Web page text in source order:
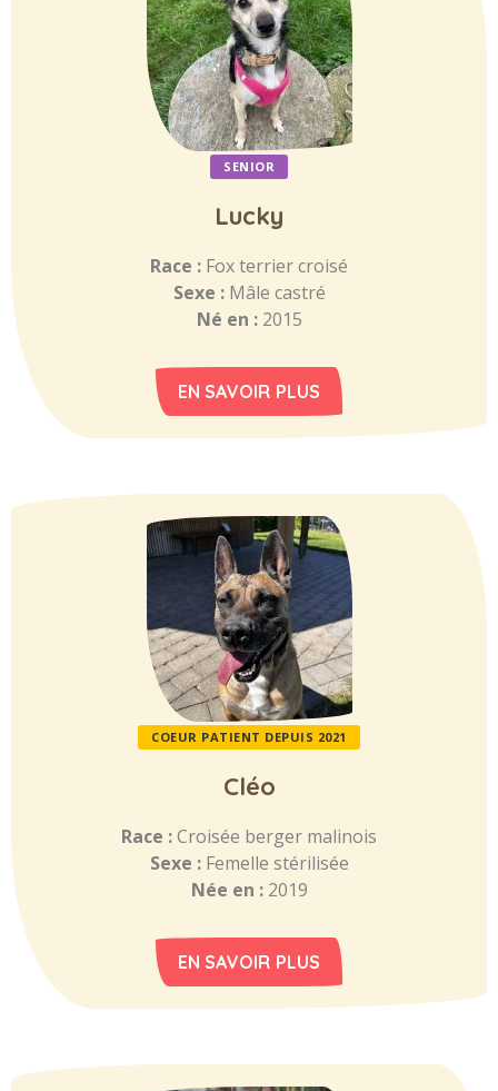
SENIOR
Lucky
Race : Fox terrier croisé
Sexe : Mâle castré
Né en : 2015
EN SAVOIR PLUS
COEUR PATIENT DEPUIS 2021
Cléo
Race :Croisée berger malinois
Sexe : Femelle stérilisée
Née en : 2019
EN SAVOIR PLUS